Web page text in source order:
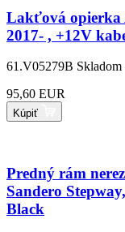
Lakťová opierka
2017- , +12V
61.V05279B
95,60 EUR
Kúpiť
Predný rám
Sandero
Black